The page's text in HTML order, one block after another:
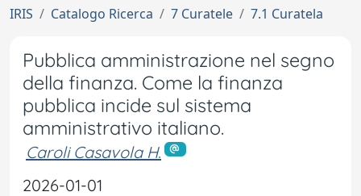
IRIS Catalogo Ricerca 7 Curatele 7.1 Curatela
Pubblica amministrazione nel segno
della finanza. Come la finanza
pubblica incide sul sistema
amministrativo italiano.
Caroli Casavola H.
2026-01-01